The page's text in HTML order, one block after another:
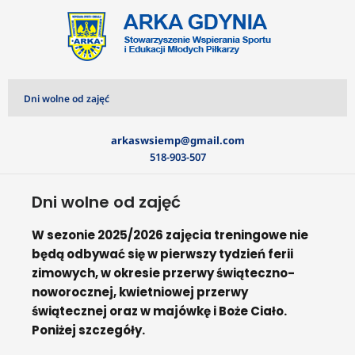
Dni wolne od zajęć
arkaswsiemp@gmail.com
518-903-507
Dni wolne od zajęć
W sezonie 2025/2026 zajęcia treningowe nie
będą odbywać się w pierwszy tydzień ferii
zimowych, w okresie przerwy świąteczno-
noworocznej, kwietniowej przerwy
świątecznej oraz w majówkę i Boże Ciało.
Poniżej szczegóły.